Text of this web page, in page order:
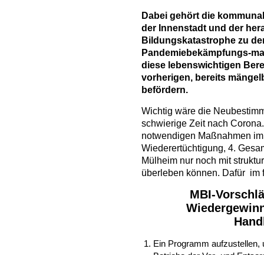
Dabei gehört die
der Innenstadt und der
Bildungskatastrophe zu
Pandemiebekämpfungs-
diese lebenswichtigen
vorherigen, bereits
befördern.
Wichtig wäre die
schwierige Zeit nach
notwendigen Maßnahmen
Wiederertüchtigung, 4.
Mülheim nur noch mit
überleben können. Dafür im
MBI-
Ein Programm